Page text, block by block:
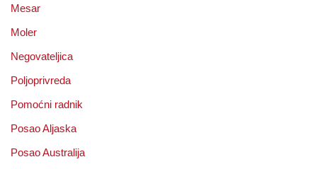
Mesar
Moler
Negovateljica
Poljoprivreda
Pomoćni radnik
Posao Aljaska
Posao Australija